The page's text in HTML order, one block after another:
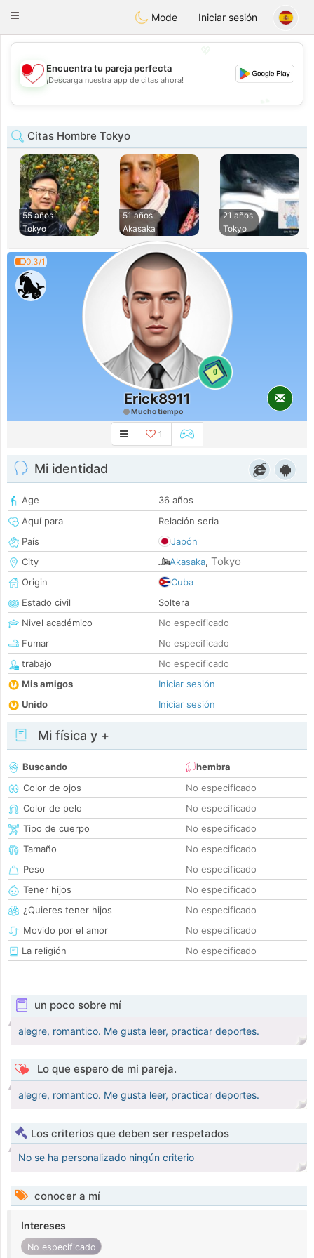
日本Chat
Toggle
Mode Iniciar sesión
💖
💕
Encuentra tu pareja perfecta
¡Descarga nuestra app de citas ahora!
Citas Hombre Tokyo
55 años
Tokyo
51 años
Akasaka
21 años
Tokyo
0.3/1
0
Erick8911
Mucho tiempo
1
Mi identidad
Age
36 años
Aquí para
Relación seria
País
Japón
City
Akasaka, Tokyo
Origin
Cuba
Estado civil
Soltera
Nivel académico
No especificado
Fumar
No especificado
trabajo
No especificado
Mis amigos
Iniciar sesión
Unido
Iniciar sesión
Mi física y +
Buscando
hembra
Color de ojos
No especificado
Color de pelo
No especificado
Tipo de cuerpo
No especificado
Tamaño
No especificado
Peso
No especificado
Tener hijos
No especificado
¿Quieres tener hijos
No especificado
Movido por el amor
No especificado
La religión
No especificado
un poco sobre mí
alegre, romantico. Me gusta leer, practicar deportes.
Lo que espero de mi pareja.
alegre, romantico. Me gusta leer, practicar deportes.
Los criterios que deben ser respetados
No se ha personalizado ningún criterio
conocer a mí
Intereses
No especificado